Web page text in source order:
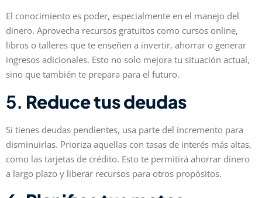
El conocimiento es poder, especialmente en el manejo del
dinero. Aprovecha recursos gratuitos como cursos online,
libros o talleres que te enseñen a invertir, ahorrar o generar
ingresos adicionales. Esto no solo mejora tu situación actual,
sino que también te prepara para el futuro.
5. Reduce tus deudas
Si tienes deudas pendientes, usa parte del incremento para
disminuirlas. Prioriza aquellas con tasas de interés más altas,
como las tarjetas de crédito. Esto te permitirá ahorrar dinero
a largo plazo y liberar recursos para otros propósitos.